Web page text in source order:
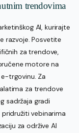
trendovima
AI, kurirajte
razvoje. Posvetite
za trendove,
motore na
trgovinu. Za
za trendove
sadržaja gradi
vebinarima
za održive AI